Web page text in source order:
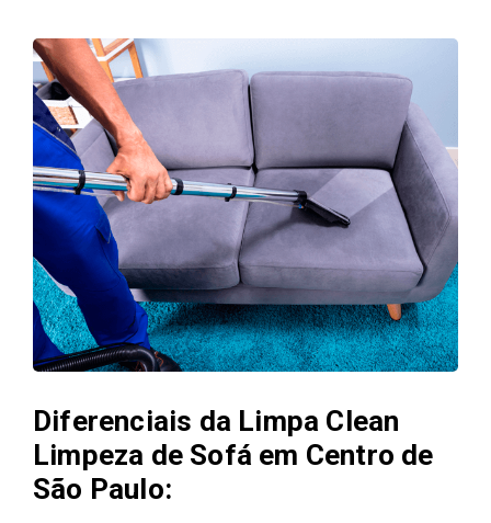
Diferenciais da Limpa Clean
Limpeza de Sofá em Centro de
São Paulo: